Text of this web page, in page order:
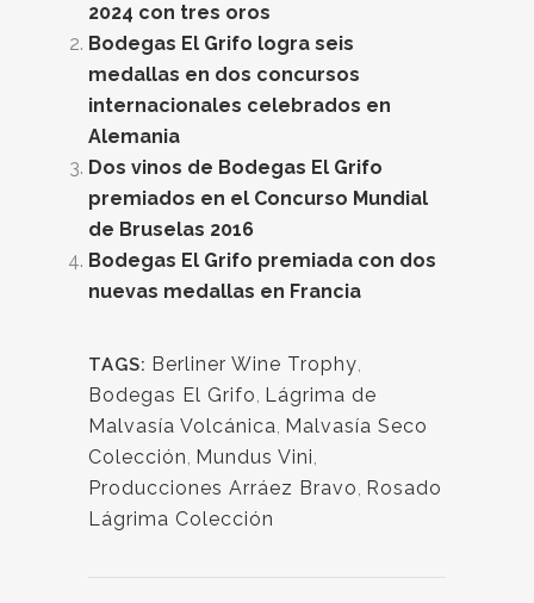
2024 con tres oros
Bodegas El Grifo logra seis
medallas en dos concursos
internacionales celebrados en
Alemania
Dos vinos de Bodegas El Grifo
premiados en el Concurso Mundial
de Bruselas 2016
Bodegas El Grifo premiada con dos
nuevas medallas en Francia
TAGS: Berliner Wine Trophy,
Bodegas El Grifo, Lágrima de
Malvasía Volcánica, Malvasía Seco
Colección, Mundus Vini,
Producciones Arráez Bravo, Rosado
Lágrima Colección